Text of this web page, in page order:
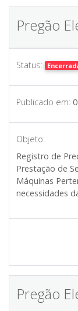
Pregão
Status:
Publicado em:
Objeto:
Registro de
Prestação de
Máquinas
necessidades
Pregão